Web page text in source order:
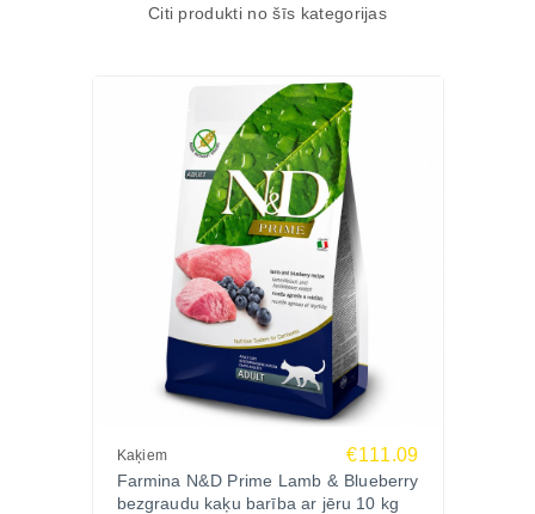
Citi produkti no šīs kategorijas
Kaķiem €111.09
Farmina N&D Prime Lamb & Blueberry
bezgraudu kaķu barība ar jēru 10 kg